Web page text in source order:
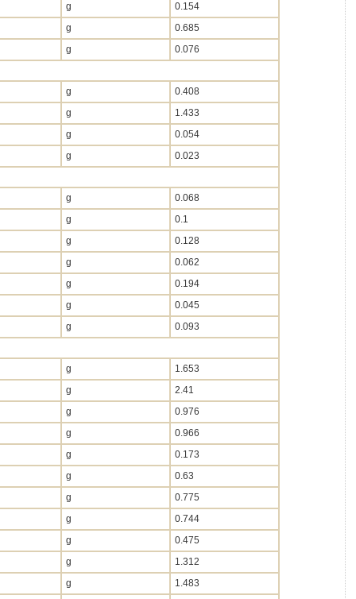
g
0.154
g
0.685
g
0.076
g
0.408
g
1.433
g
0.054
g
0.023
g
0.068
g
0.1
g
0.128
g
0.062
g
0.194
g
0.045
g
0.093
g
1.653
g
2.41
g
0.976
g
0.966
g
0.173
g
0.63
g
0.775
g
0.744
g
0.475
g
1.312
g
1.483